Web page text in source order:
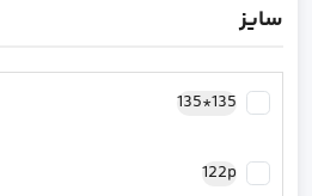
نقره ای
سایز
135*135
122p